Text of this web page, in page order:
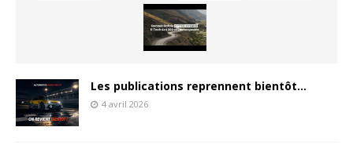
Les publications reprennent bientôt…
4 avril 2026